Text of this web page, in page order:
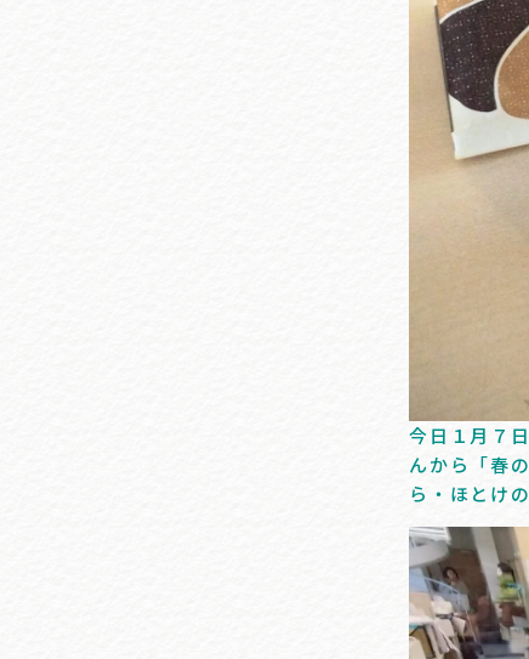
今日１月７
んから「春
ら・ほとけ